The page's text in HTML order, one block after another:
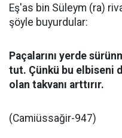
Eş'as bin Süleym (ra)
şöyle buyurdular:
Paçalarını yerde
tut. Çünkü bu elbiseni
olan takvanı arttırır.
(Camiüssağir-947)